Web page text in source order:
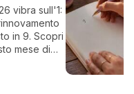
vibra sull'1:
in 9. Scopri
mese di